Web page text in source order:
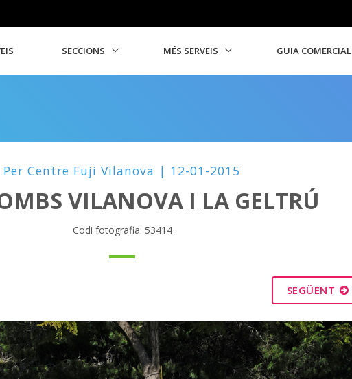
SECCIONS MÉS SERVEIS GUIA COMERCIAL
Per Centre Fuji Vilanova | 12-01-2015
VILANOVA I LA GELTRÚ
Codi fotografia: 53414
SEGÜENT